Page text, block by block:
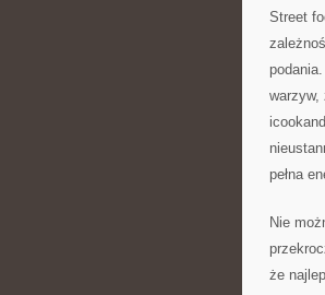
Street
warzyw,
pełna
Nie
że